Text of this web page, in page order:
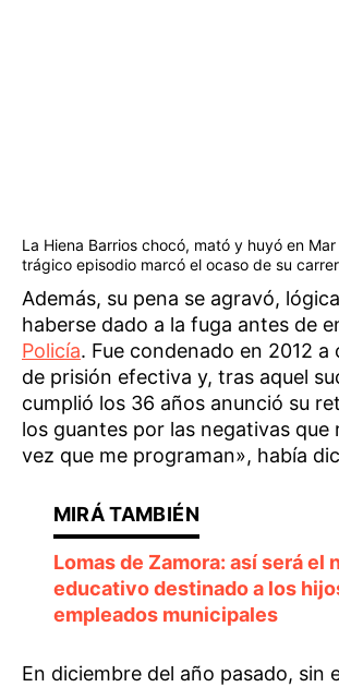
La Hiena Barrios chocó, mató y huyó en
trágico episodio marcó el ocaso de su
Además, su pena se agravó,
haberse dado a la fuga antes de
Policía. Fue condenado en 2012 a
de prisión efectiva y, tras aquel
cumplió los 36 años anunció su
los guantes por las negativas que
vez que me programan», había
Lomas de Zamora: así será el
educativo destinado a los
empleados municipales
En diciembre del año pasado, sin